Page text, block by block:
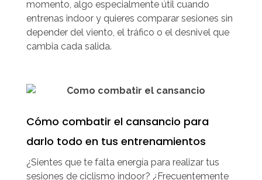
momento, algo especialmente útil cuando
entrenas indoor y quieres comparar sesiones sin
depender del viento, el tráfico o el desnivel que
cambia cada salida.
Cómo combatir el cansancio para
darlo todo en tus entrenamientos
¿Sientes que te falta energía para realizar tus
sesiones de ciclismo indoor? ¿Frecuentemente